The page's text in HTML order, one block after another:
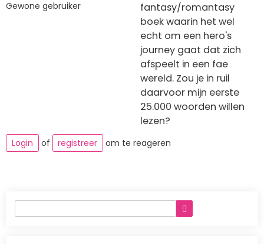
Gewone gebruiker
fantasy/romantasy
boek waarin het wel
echt om een hero's
journey gaat dat zich
afspeelt in een fae
wereld. Zou je in ruil
daarvoor mijn eerste
25.000 woorden willen
lezen?
Login of registreer om te reageren